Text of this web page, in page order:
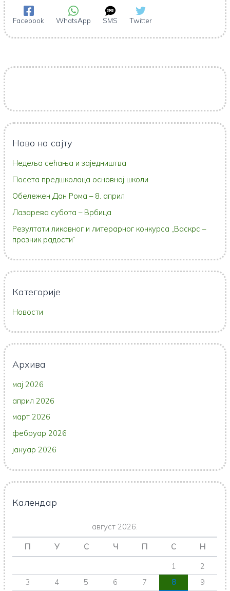
Facebook WhatsApp SMS Twitter
Ново на сајту
Недеља сећања и заједништва
Посета предшколаца основној школи
Обележен Дан Рома – 8. април
Лазарева субота – Врбица
Резултати ликовног и литерарног конкурса „Васкрс –
празник радости“
Категорије
Новости
Архива
мај 2026
април 2026
март 2026
фебруар 2026
јануар 2026
Календар
август 2026.
П У С Ч П С
Н
1
2
3
4 5 6 7 8
9